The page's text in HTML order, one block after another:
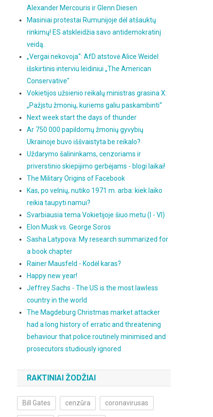
Alexander Mercouris ir Glenn Diesen
Masiniai protestai Rumunijoje dėl atšauktų
rinkimų! ES atskleidžia savo antidemokratinį
veidą.
„Vergai nekovoja“: AfD atstovė Alice Weidel
išskirtinis interviu leidiniui „The American
Conservative"
Vokietijos užsienio reikalų ministras grasina X:
„Pažįstu žmonių, kuriems galiu paskambinti“
Next week start the days of thunder
Ar 750 000 papildomų žmonių gyvybių
Ukrainoje buvo iššvaistyta be reikalo?
Uždarymo šalininkams, cenzoriams ir
priverstinio skiepijimo gerbėjams - blogi laikai!
The Military Origins of Facebook
Kas, po velnių, nutiko 1971 m. arba: kiek laiko
reikia taupyti namui?
Svarbiausia tema Vokietijoje šiuo metu (I - VI)
Elon Musk vs. George Soros
Sasha Latypova: My research summarized for
a book chapter
Rainer Mausfeld - Kodėl karas?
Happy new year!
Jeffrey Sachs - The US is the most lawless
country in the world
The Magdeburg Christmas market attacker
had a long history of erratic and threatening
behaviour that police routinely minimised and
prosecutors studiously ignored
RAKTINIAI ŽODŽIAI
Bill Gates cenzūra coronavirusas